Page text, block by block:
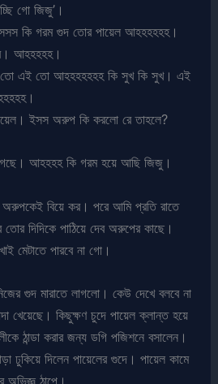
গো জিজু’।
কি গরম গুদ তোর পায়েল আহহহহহহ।
আহহহহহ।
এই তো আহহহহহহহ কি সুখ কি সুখ। এই
ইসস অরুপ কি করলো রে তাহলে?
আহহহহ কি গরম হয়ে আছি জিজু।
বিয়ে কর। পরে আমি প্রতি রাতে
দিদিকে পাঠিয়ে দেব অরুপের কাছে।
মেটাতে পারবে না গো।
গুদ মারাতে লাগলো। কেউ দেখে বলবে না
খেয়েছে। কিছুক্ষণ চুদে পায়েল ক্লান্ত হয়ে
ঠান্ডা করার জন্য ডগি পজিশনে বসালেন।
ঢুকিয়ে দিলেন পায়েলের গুদে। পায়েল কামে